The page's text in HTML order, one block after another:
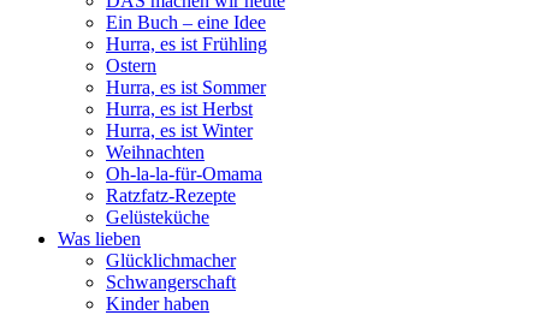
Ein Buch – eine Idee
Hurra, es ist Frühling
Ostern
Hurra, es ist Sommer
Hurra, es ist Herbst
Hurra, es ist Winter
Weihnachten
Oh-la-la-für-Omama
Ratzfatz-Rezepte
Gelüsteküche
Was lieben
Glücklichmacher
Schwangerschaft
Kinder haben